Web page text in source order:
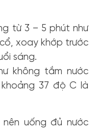
từ 3 – 5 phút như
xoay khớp trước
sáng.
không tắm nước
khoảng 37 độ C là
uống đủ nước